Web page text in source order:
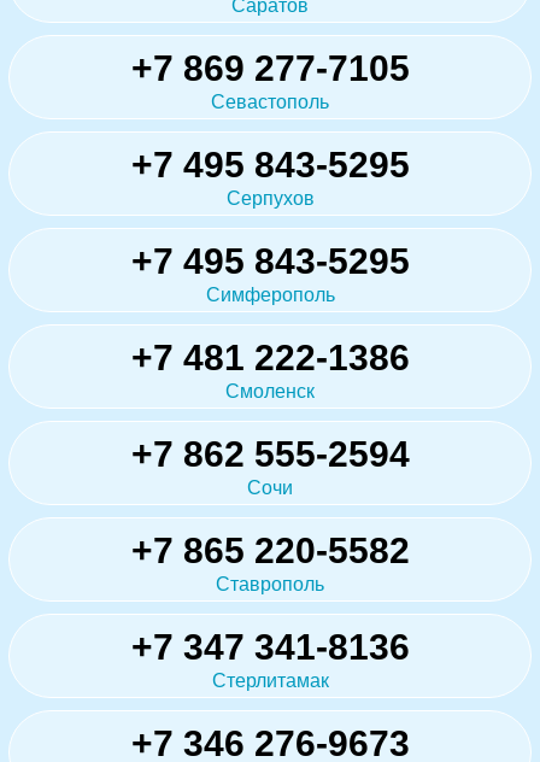
Саратов
+7 869 277-7105
Севастополь
+7 495 843-5295
Серпухов
+7 495 843-5295
Симферополь
+7 481 222-1386
Смоленск
+7 862 555-2594
Сочи
+7 865 220-5582
Ставрополь
+7 347 341-8136
Стерлитамак
+7 346 276-9673